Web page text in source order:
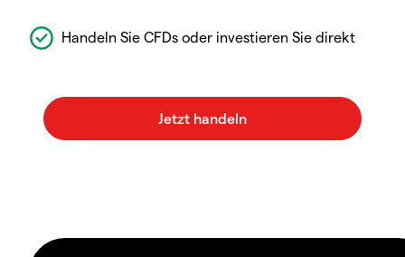
Handeln Sie CFDs oder investieren Sie direkt